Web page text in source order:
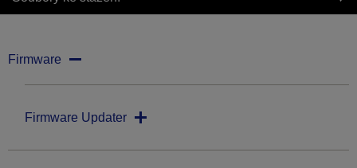
Firmware
Firmware Updater